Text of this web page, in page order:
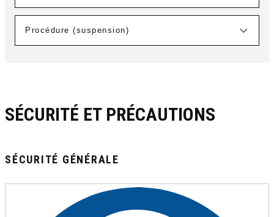
SÉCURITÉ ET PRÉCAUTIONS
SÉCURITÉ GÉNÉRALE